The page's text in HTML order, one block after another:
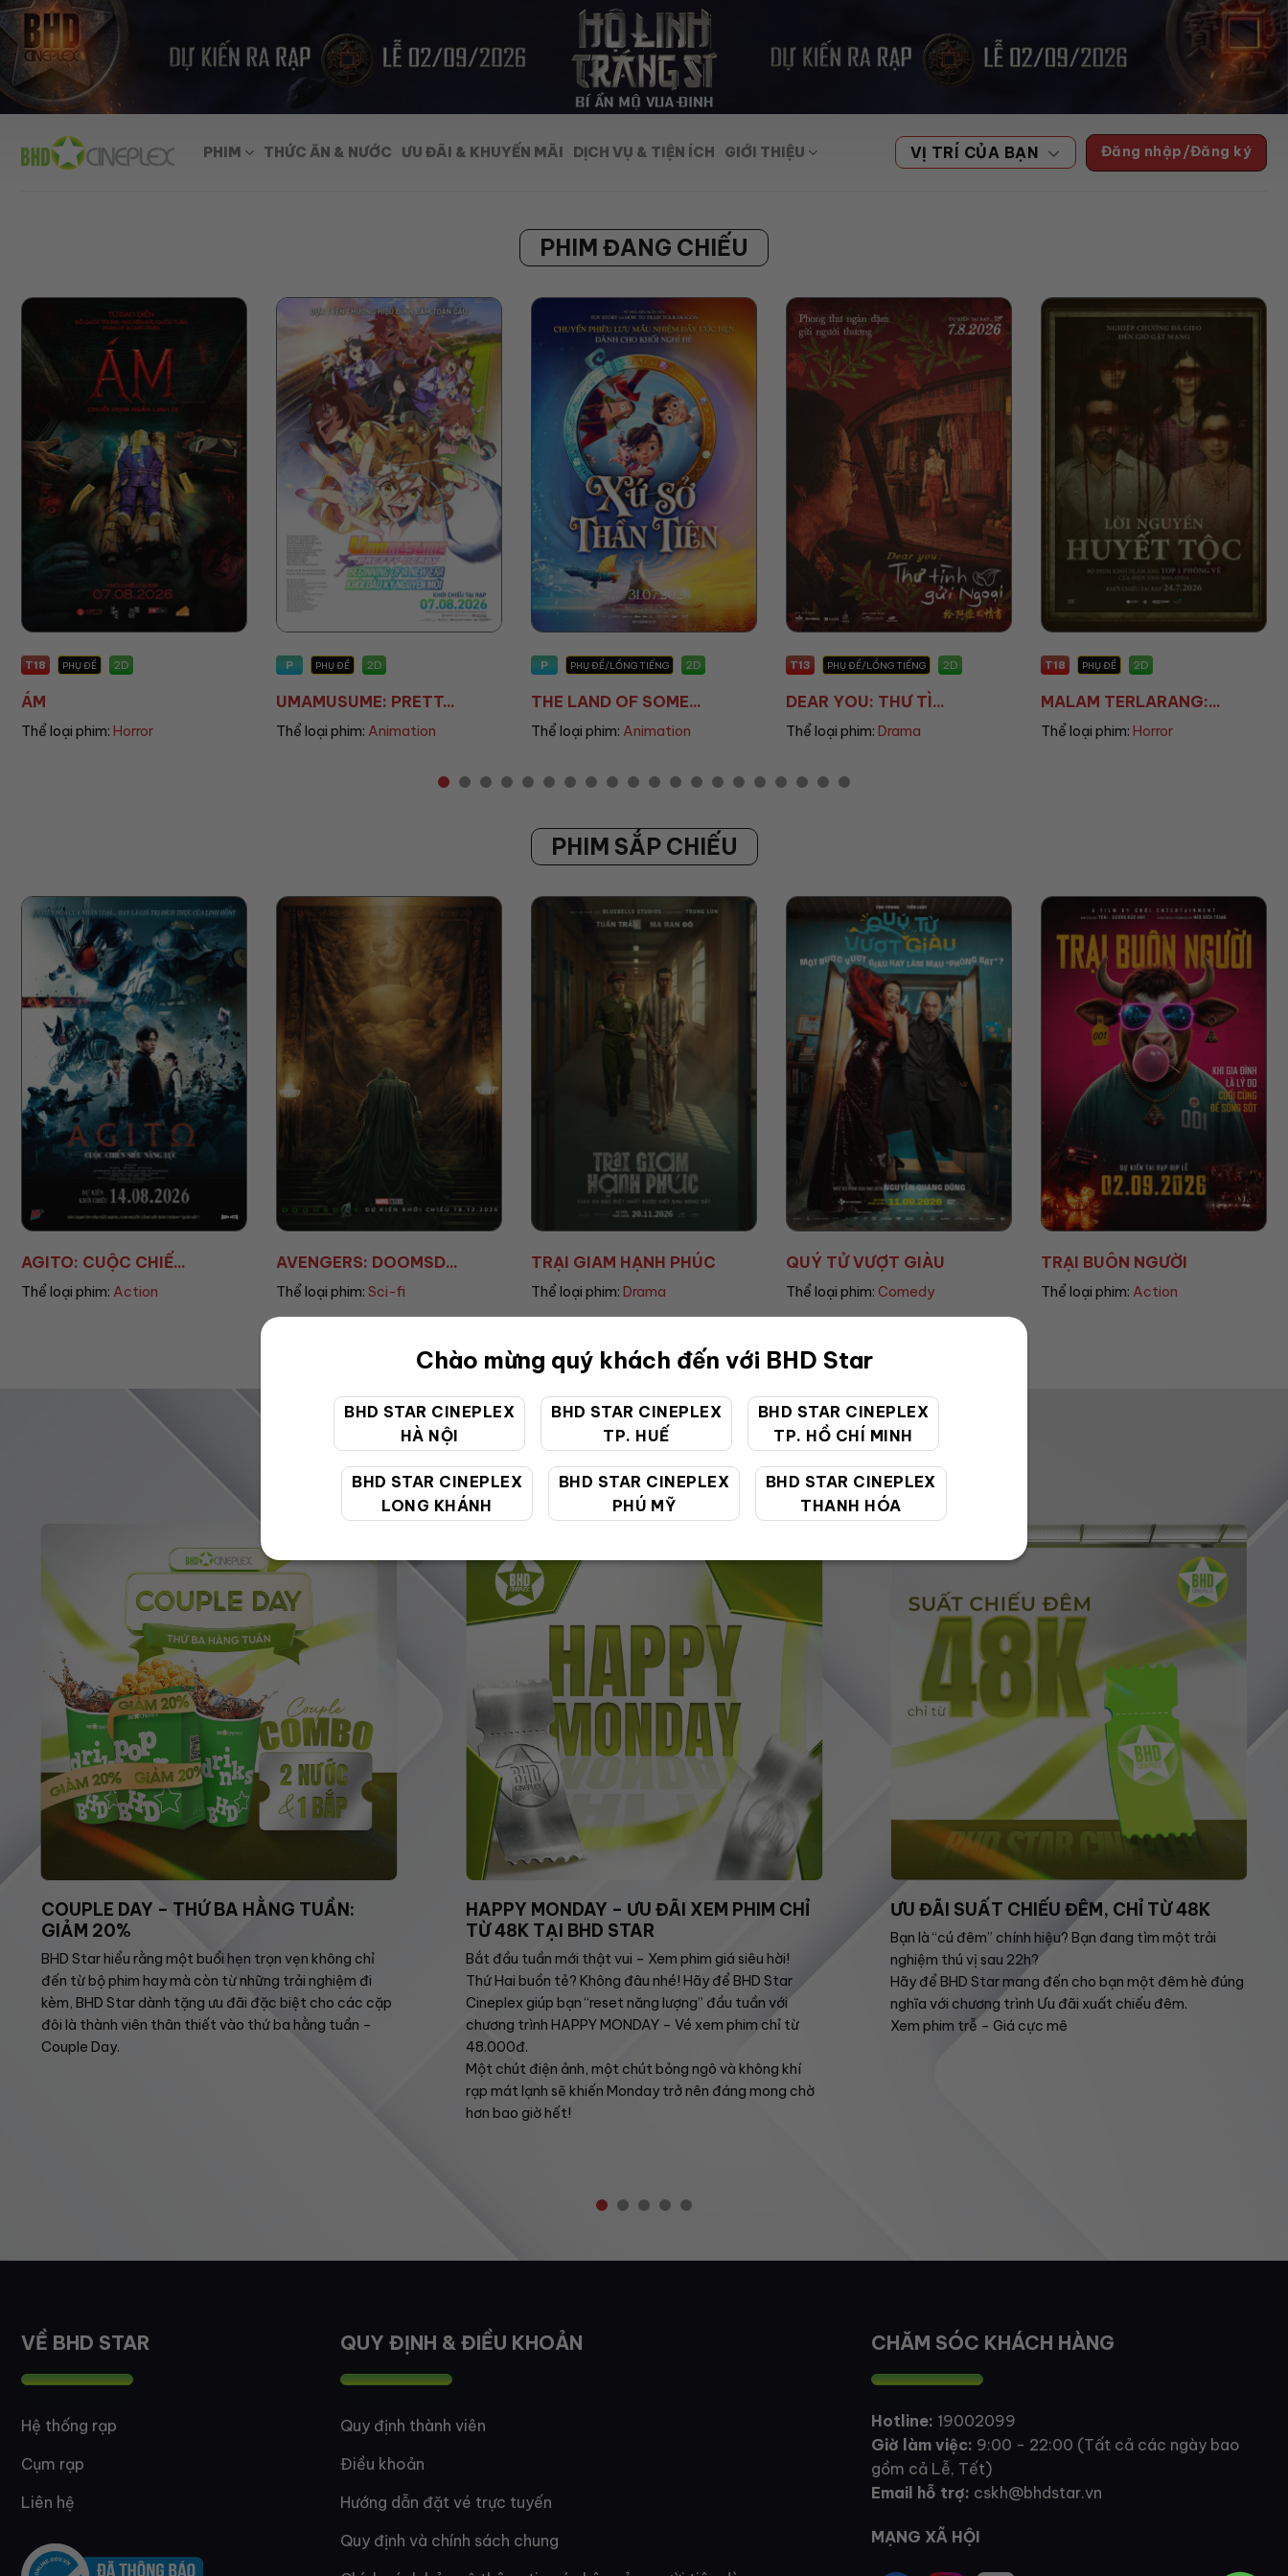
Chào mừng quý khách đến với BHD Star
BHD STAR CINEPLEX
HÀ NỘI
BHD STAR CINEPLEX
TP. HUẾ
BHD STAR CINEPLEX
TP. HỒ CHÍ MINH
BHD STAR CINEPLEX
LONG KHÁNH
BHD STAR CINEPLEX
PHÚ MỸ
BHD STAR CINEPLEX
THANH HÓA
Skip
to
content
PHIM THỨC ĂN & NƯỚC ƯU ĐÃI & KHUYẾN MÃI DỊCH VỤ & TIỆN ÍCH GIỚI THIỆU VỊ TRÍ CỦA BẠN Đăng nhập/Đăng ký
PHIM ĐANG CHIẾU
P PHỤ ĐỀ 2D
UMAMUSUME: PRETT...
Thể loại phim:Animation
P PHỤ ĐỀ/LỒNG TIẾNG
THE LAND OF SOME...
Thể loại phim: Animation
T13 PHỤ ĐỀ/LỒNG TIẾNG 2D
DEAR YOU: THƯ TÌ...
Thể loại phim: Drama
T18 PHỤ ĐỀ 2D
MALAM TERLARANG:...
Thể loại phim:Horror
T13 PHỤ ĐỀ 2D
THANH ÂM VƯỢT ĐẠ...
Thể loại phim:War
PHIM SẮP CHIẾU
AVENGERS: DOOMSD...
Thể loại phim: Sci-fi
TRẠI GIAM HẠNH PHÚC
Thể loại phim: Drama
QUÝ TỬ VƯỢT GIÀU
Thể loại phim: Comedy
TRẠI BUÔN NGƯỜI
Thể loại phim: Action
HEART OF THE BEA...
Thể loại phim: Action
ƯU ĐÃI ĐẶC BIỆT
COUPLE DAY – THỨ BA HẰNG TUẦN:
GIẢM 20%
BHD Star hiểu rằng một buổi hẹn trọn vẹn không chỉ
đến từ bộ phim hay mà còn từ những trải nghiệm đi
kèm, BHD Star dành tặng ưu đãi đặc biệt cho các cặp
đôi là thành viên thân thiết vào thứ ba hằng tuần –
Couple Day.
HAPPY MONDAY – ƯU ĐÃI XEM PHIM CHỈ
TỪ 48K TẠI BHD STAR
Bắt đầu tuần mới thật vui – Xem phim giá siêu hời!
Thứ Hai buồn tẻ? Không đâu nhé! Hãy để BHD Star
Cineplex giúp bạn “reset năng lượng” đầu tuần với
chương trình HAPPY MONDAY – Vé xem phim chỉ từ
48.000đ.
Một chút điện ảnh, một chút bỏng ngô và không khí
rạp mát lạnh sẽ khiến Monday trở nên đáng mong chờ
hơn bao giờ hết!
ƯU ĐÃI SUẤT CHIẾU ĐÊM, CHỈ TỪ 48K
Bạn là “cú đêm” chính hiệu? Bạn đang tìm một trải
nghiệm thú vị sau 22h?
Hãy để BHD Star mang đến cho bạn một đêm hè đúng
nghĩa với chương trình Ưu đãi xuất chiếu đêm.
Xem phim trễ – Giá cực mê
VỀ BHD STAR
Hệ thống rạp
Cụm rạp
Liên hệ
QUY ĐỊNH & ĐIỀU KHOẢN
Quy định thành viên
Điều khoản
Hướng dẫn đặt vé trực tuyến
Quy định và chính sách chung
CHĂM SÓC KHÁCH HÀNG
Hotline: 19002099
Giờ làm việc: 9:00 - 22:00 (Tất cả các ngày bao
gồm cả Lễ, Tết)
Email hỗ trợ: cskh@bhdstar.vn
MẠNG XÃ HỘI